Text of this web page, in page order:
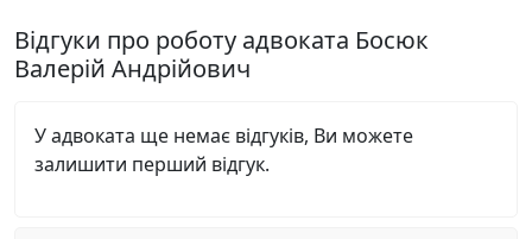
Відгуки про роботу адвоката Босюк
Валерій Андрійович
У адвоката ще немає відгуків, Ви можете
залишити перший відгук.